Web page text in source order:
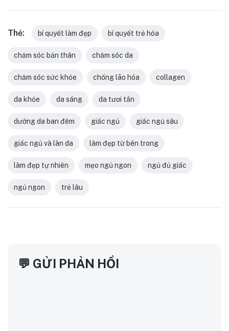
Thẻ: bí quyết làm đẹp bí quyết trẻ hóa
chăm sóc bản thân chăm sóc da
chăm sóc sức khỏe chống lão hóa collagen
da khỏe da sáng da tươi tắn
dưỡng da ban đêm giấc ngủ giấc ngủ sâu
giấc ngủ và làn da làm đẹp từ bên trong
làm đẹp tự nhiên mẹo ngủ ngon ngủ đủ giấc
ngủ ngon trẻ lâu
💬 GỬI PHẢN HỒI